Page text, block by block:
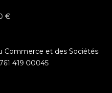
€
Commerce et des Sociétés
419 00045